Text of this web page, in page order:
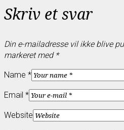
Skriv et svar
Din e-mailadresse vil ikke blive
markeret med *
Name *
Email *
Website